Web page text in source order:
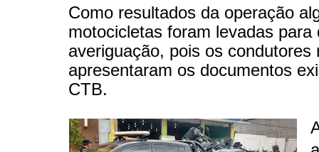
Como resultados da operação
motocicletas foram levadas para
averiguação, pois os condutores
apresentaram os documentos
CTB.